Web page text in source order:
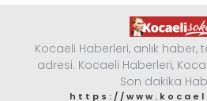
Kocaeli Haberleri, anlık
adresi. Kocaeli Haberleri,
Son dakika
https://